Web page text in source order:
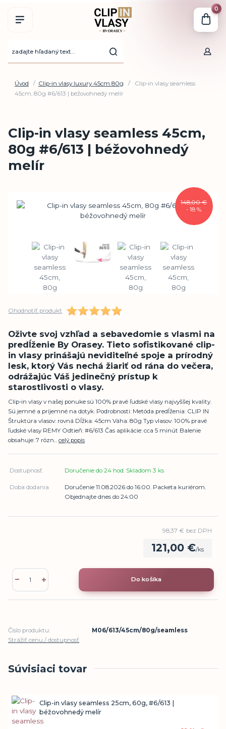
0
Úvod Clip-in vlasy luxury 45cm 80g
Clip-in vlasy seamless
45cm, 80g #6/613 | béžovohnedý melír
Clip-in vlasy seamless 45cm,
80g #6/613 | béžovohnedý
melír
148,00 €
- 18 %
Ohodnotiť produkt
Oživte svoj vzhľad a sebavedomie s vlasmi na
predĺženie By Orasey. Tieto sofistikované clip-
in vlasy prinášajú neviditeľné spoje a prírodný
lesk, ktorý Vás nechá žiariť od rána do večera,
odrážajúc Váš jedinečný prístup k
starostlivosti o vlasy.
Clip-in vlasy v našej ponuke sú 100% pravé ľudské vlasy najvyššej kvality.
Sú jemné a príjemné na dotyk. Podrobnosti: Metóda predĺženia: CLIP IN
Štruktúra vlasov: rovná Dĺžka: 45cm Váha: 80g Typ vlasov: 100% pravé
ľudské vlasy REMY Odtieň: #6/613 Čas aplikácie: cca 5 minút Balenie
obsahuje: 7 rôzn... celý popis
Dostupnosť Doručenie do 24 hod. Skladom 3 ks
Doba dodania
Doručenie 11.08.2026 do 16:00. Packeta kuriérom.
Objednajte dnes do 24:00
121,00 €/ks
98,37 € bez DPH
Do košíka
Číslo produktu:
M06/613/45cm/80g/seamless
Strážiť cenu / dostupnosť
Súvisiaci tovar
Clip-in vlasy seamless 25cm, 60g, #6/613 |
béžovohnedý melír